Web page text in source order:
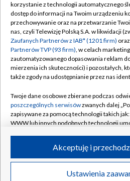
TVP
Abonament TVP
Emisja w TVP
Centrum informacji TVP
Naziemna Telewizja Cyfrowa
Rada Programowa
System NOS
Informacje o nadawcy
Program dla prasy
Regulamin
Polityka
Moje
Pomoc
Kontakt
Kanały
©2026 Telewizja Polska
korzystanie z technologii automatycznego
dostęp do informacji na Twoim urządzeniu
przechowywanie oraz na przetwarzanie
nas, czyli Telewizję Polską S.A. w likwidacji
Zaufanych Partnerów z IAB* (1201 firm)
Partnerów TVP (93 firm), w celach
zautomatyzowanego dopasowania reklam
mierzenia ich skuteczności) i pozostałych,
także zgody na udostępnianie przez nas
Twoje dane osobowe zbierane podczas
poszczególnych serwisówzwanych dalej
zapisywane za pomocą technologii takich
WWW lub innych podobnych technologii
ruchu w Internecie.
Twoje dane osobowe zbierane podczas
poszczególnych serwisówna Portalu, takie
Ustawienia
Akceptuję i